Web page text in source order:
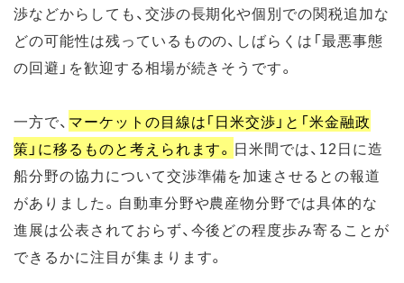
渉などからしても、交渉の長期化や個別での関税追加な
どの可能性は残っているものの、しばらくは「最悪事態
の回避」を歓迎する相場が続きそうです。
一方で、 マーケットの目線は「日米交渉」と「米金融政
策」に移るものと考えられます。 日米間では、12日に造
船分野の協力について交渉準備を加速させるとの報道
がありました。自動車分野や農産物分野では具体的な
進展は公表されておらず、今後どの程度歩み寄ることが
できるかに注目が集まります。